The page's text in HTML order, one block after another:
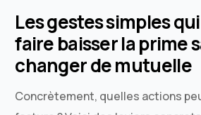
Les gestes simples
faire baisser la prime
changer de mutuelle
Concrètement, quelles actions